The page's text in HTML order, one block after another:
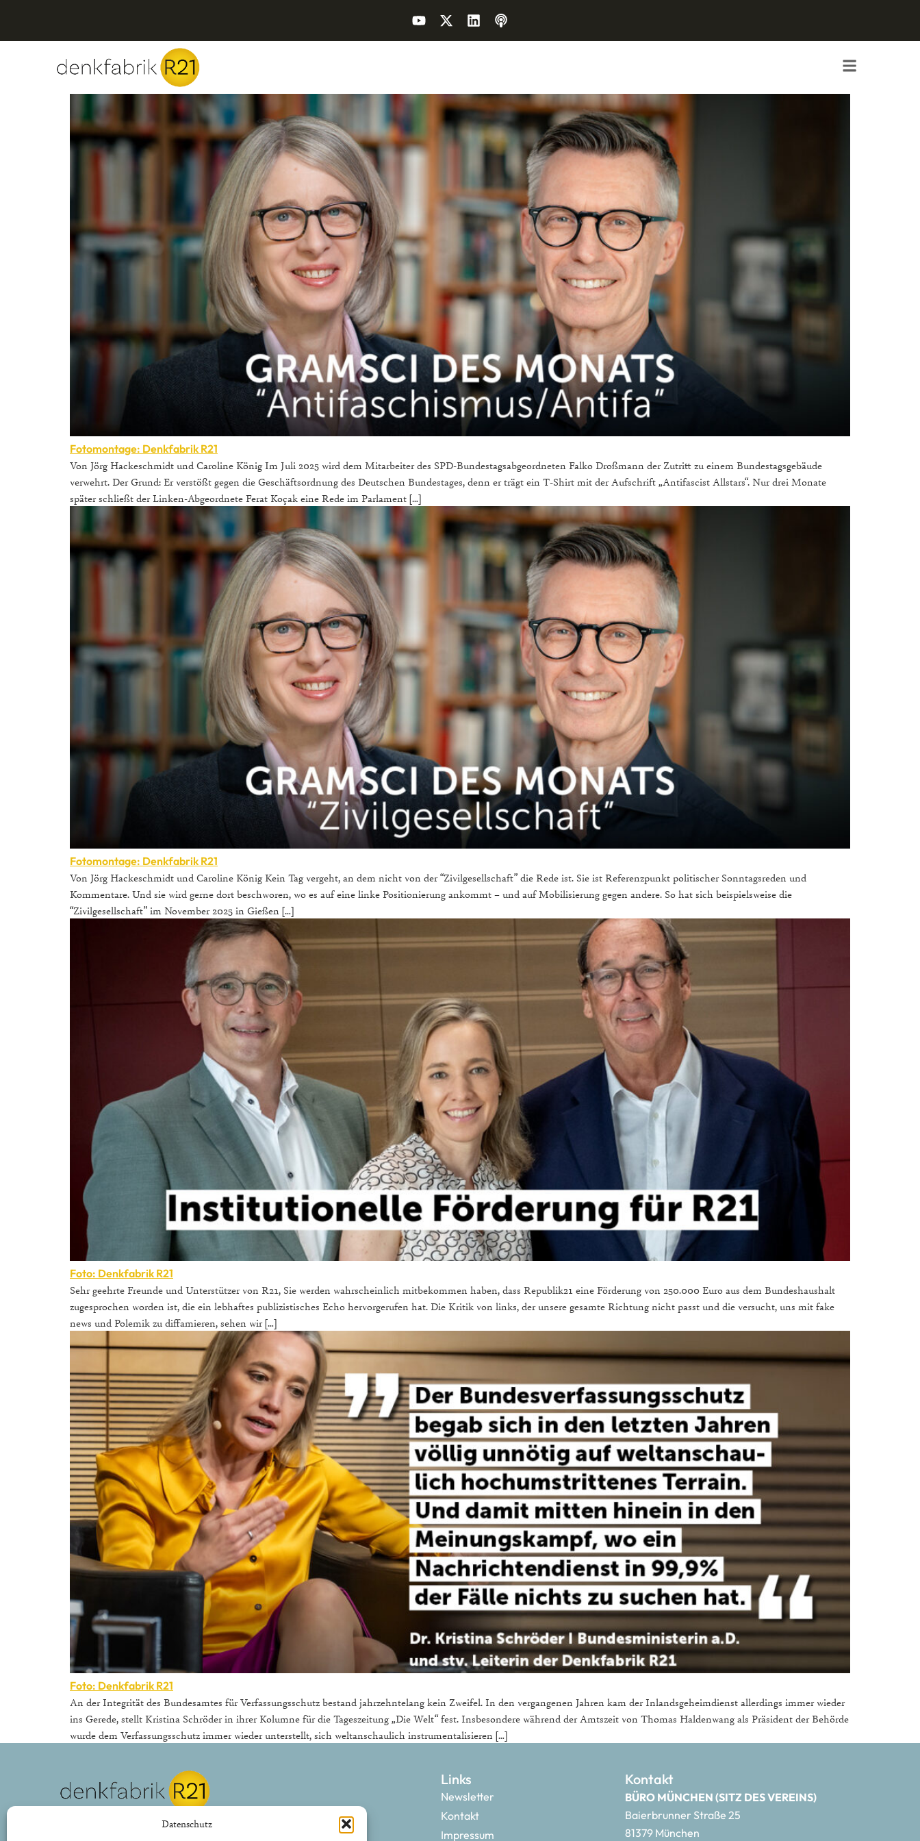
Datenschutz
Fotomontage: Denkfabrik R21
Von Jörg Hackeschmidt und Caroline König Im Juli 2025 wird dem Mitarbeiter des SPD-Bundestagsabgeordneten Falko Droßmann der Zutritt zu einem Bundestagsgebäude
verwehrt. Der Grund: Er verstößt gegen die Geschäftsordnung des Deutschen Bundestages, denn er trägt ein T-Shirt mit der Aufschrift „Antifascist Allstars“. Nur drei Monate
später schließt der Linken-Abgeordnete Ferat Koçak eine Rede im Parlament […]
Fotomontage: Denkfabrik R21
Von Jörg Hackeschmidt und Caroline König Kein Tag vergeht, an dem nicht von der “Zivilgesellschaft” die Rede ist. Sie ist Referenzpunkt politischer Sonntagsreden und
Kommentare. Und sie wird gerne dort beschworen, wo es auf eine linke Positionierung ankommt – und auf Mobilisierung gegen andere. So hat sich beispielsweise die
“Zivilgesellschaft” im November 2025 in Gießen […]
Foto: Denkfabrik R21
Sehr geehrte Freunde und Unterstützer von R21, Sie werden wahrscheinlich mitbekommen haben, dass Republik21 eine Förderung von 250.000 Euro aus dem Bundeshaushalt
zugesprochen worden ist, die ein lebhaftes publizistisches Echo hervorgerufen hat. Die Kritik von links, der unsere gesamte Richtung nicht passt und die versucht, uns mit fake
news und Polemik zu diffamieren, sehen wir […]
Foto: Denkfabrik R21
An der Integrität des Bundesamtes für Verfassungsschutz bestand jahrzehntelang kein Zweifel. In den vergangenen Jahren kam der Inlandsgeheimdienst allerdings immer wieder
ins Gerede, stellt Kristina Schröder in ihrer Kolumne für die Tageszeitung „Die Welt“ fest. Insbesondere während der Amtszeit von Thomas Haldenwang als Präsident der Behörde
wurde dem Verfassungsschutz immer wieder unterstellt, sich weltanschaulich instrumentalisieren […]
Links
Newsletter
Kontakt
Impressum
Kontakt
BÜRO MÜNCHEN (SITZ DES VEREINS)
Baierbrunner Straße 25
81379 München